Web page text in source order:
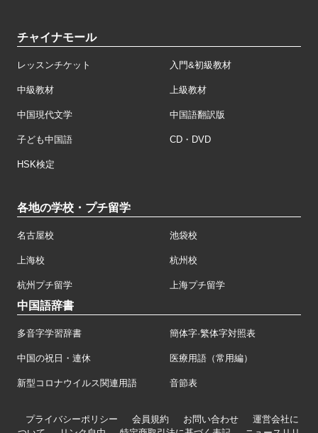
チャイナモール
レッスンチケット 入門&初級教材
中級教材 上級教材
中国現代文学 中国語翻訳版
子ども中国語 CD・DVD
HSK検定
各地の学校・プチ留学
名古屋校 池袋校
上海校 杭州校
杭州プチ留学 上海プチ留学
中国語辞書
多音字学習辞書 簡体字·繁体字対照表
中国の祝日・連休 医療用語（常用編）
新型コロナウイルス関連用語 音節表
プライバシーポリシー 会員規約 お問い合わせ
運営会社に